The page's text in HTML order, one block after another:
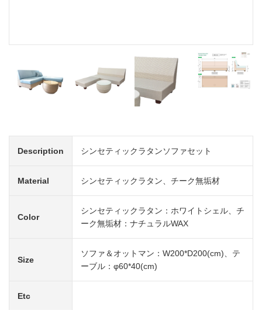
Description シンセティックラタンソファセット
Material シンセティックラタン、チーク無垢材
Color
シンセティックラタン：ホワイトシェル、チ
ーク無垢材：ナチュラルWAX
Size
ソファ＆オットマン：W200*D200(cm)、テ
ーブル：φ60*40(cm)
Etc